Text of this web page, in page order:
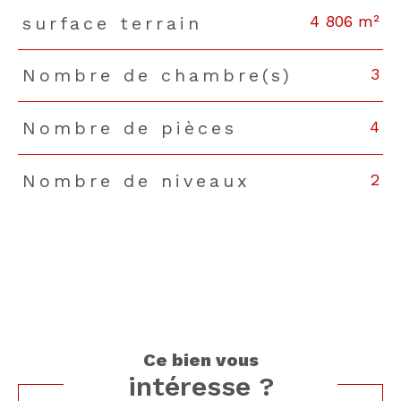
surface terrain 4 806 m²
Nombre de chambre(s) 3
Nombre de pièces 4
Nombre de niveaux 2
ce bien vous
intéresse ?